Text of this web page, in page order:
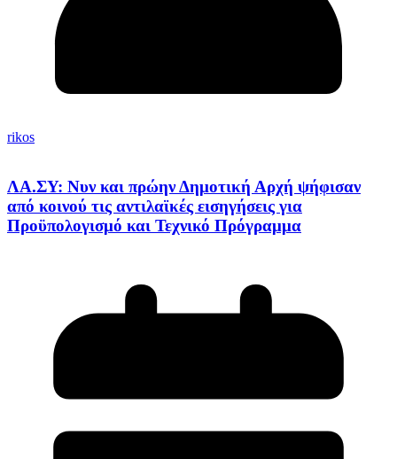
rikos
ΛΑ.ΣΥ: Νυν και πρώην Δημοτική Αρχή ψήφισαν
από κοινού τις αντιλαϊκές εισηγήσεις για
Προϋπολογισμό και Τεχνικό Πρόγραμμα